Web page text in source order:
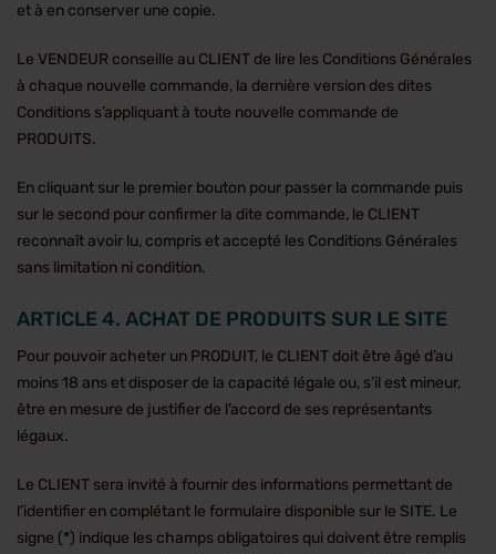
et à en conserver une copie.
Le VENDEUR conseille au CLIENT de lire les Conditions Générales
à chaque nouvelle commande, la dernière version des dites
Conditions s’appliquant à toute nouvelle commande de
PRODUITS.
En cliquant sur le premier bouton pour passer la commande puis
sur le second pour confirmer la dite commande, le CLIENT
reconnaît avoir lu, compris et accepté les Conditions Générales
sans limitation ni condition.
ARTICLE 4. ACHAT DE PRODUITS SUR LE SITE
Pour pouvoir acheter un PRODUIT, le CLIENT doit être âgé d’au
moins 18 ans et disposer de la capacité légale ou, s’il est mineur,
être en mesure de justifier de l’accord de ses représentants
légaux.
Le CLIENT sera invité à fournir des informations permettant de
l’identifier en complétant le formulaire disponible sur le SITE. Le
signe (*) indique les champs obligatoires qui doivent être remplis